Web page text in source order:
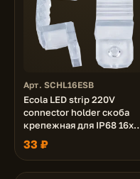
Арт. SCHL16ESB
Ecola LED strip 220V
connector holder скоба
крепежная для IP68 16x8
ленты уп. 10шт
33 ₽